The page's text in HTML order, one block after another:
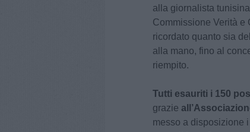
alla giornalista tunisina
Commissione Verità e
ricordato quanto sia
alla mano, fino al
riempito.
Tutti esauriti i 150
grazie
messo a disposizione